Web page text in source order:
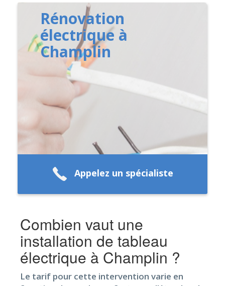
Rénovation
électrique à
Champlin
Appelez un spécialiste
Combien vaut une
installation de tableau
électrique à Champlin ?
Le tarif pour cette intervention varie en